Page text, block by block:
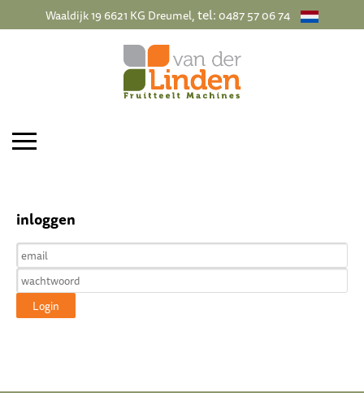
Waaldijk 19 6621 KG Dreumel, tel:0487 57 06 74
inloggen